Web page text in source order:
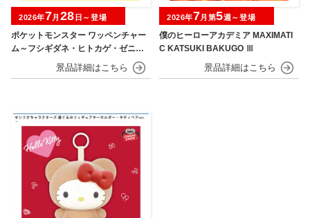
ポケットモンスター ワッペンチャー
ム～フシギダネ・ヒトカゲ・ゼニガ
メ・ピカチュウ～30th Anniversary
2026年7月 28 日～登場
僕のヒーローアカデミア MAXIMATI
C KATSUKI BAKUGO Ⅲ
2026年7月第5週～登場